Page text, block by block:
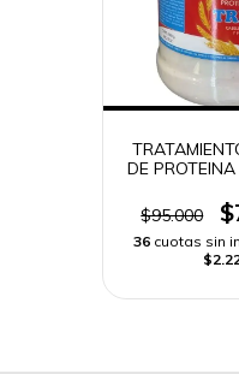
DE
$95.000
36 cuotas sin